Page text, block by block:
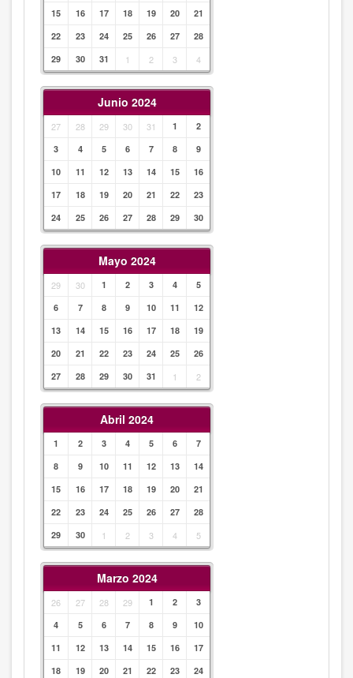
15
16 17 18 19 20
21
22
23 24 25 26 27
28
29
30 31 1 2 3 4
Junio 2024
27 28 29 30 31 1
2
3
4 5 6 7 8
9
10
11 12 13 14 15
16
17
18 19 20 21 22
23
24
25 26 27 28 29 30
Mayo 2024
29 30 1 2 3 4
5
6
7 8 9 10 11
12
13
14 15 16 17 18
19
20
21 22 23 24 25
26
27
28 29 30 31 1 2
Abril 2024
1 2 3 4 5 6
7
8
9 10 11 12 13
14
15
16 17 18 19 20
21
22
23 24 25 26 27
28
29
30 1 2 3 4 5
Marzo 2024
26 27 28 29 1 2
3
4
5 6 7 8 9
10
11
12 13 14 15 16
17
18
19 20 21 22 23
24